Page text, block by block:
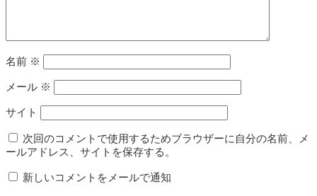
名前 ※
メール ※
サイト
次回のコメントで使用するためブラウザーに自分の名前、メ
ールアドレス、サイトを保存する。
新しいコメントをメールで通知